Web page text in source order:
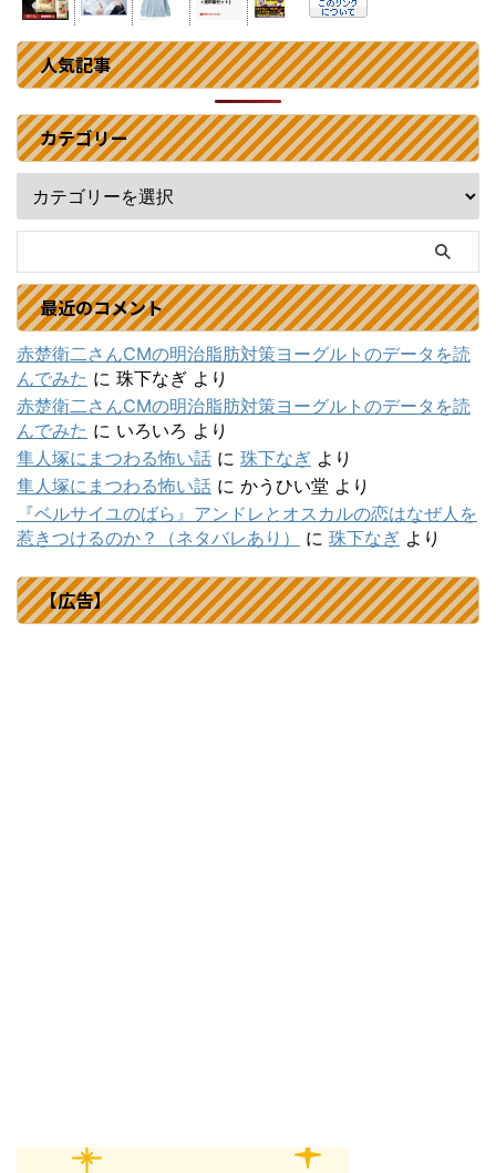
人気記事
カテゴリー
最近のコメント
赤楚衛二さんCMの明治脂肪対策ヨーグルトのデータを読
んでみた に 珠下なぎ より
赤楚衛二さんCMの明治脂肪対策ヨーグルトのデータを読
んでみた に いろいろ より
隼人塚にまつわる怖い話 に 珠下なぎ より
隼人塚にまつわる怖い話 に かうひい堂 より
『ベルサイユのばら』アンドレとオスカルの恋はなぜ人を
惹きつけるのか？（ネタバレあり）
に 珠下なぎ より
【広告】